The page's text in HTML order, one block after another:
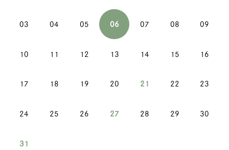
03 04 05 06 07 08 09
10 11 12 13 14 15 16
17 18 19 20 21 22 23
24 25 26 27 28 29 30
31